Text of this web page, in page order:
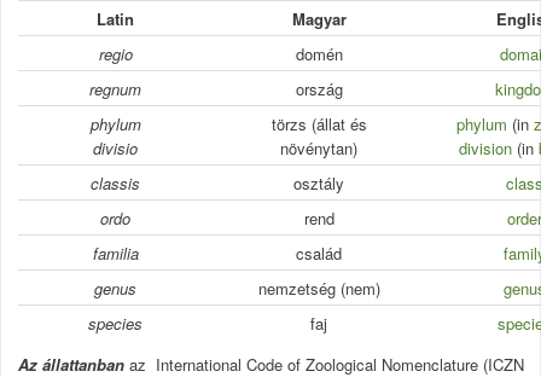
Latin
Magyar
regio
domén
regnum
ország
phylum
divisio
törzs (állat és
növénytan)
phylum (in
division (in
classis
osztály
ordo
rend
order
familia
család
genus
nemzetség (nem)
species
faj
Az állattanban az International Code of Zoological Nomenclature (ICZN